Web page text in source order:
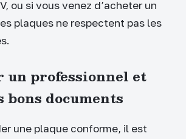
ou si vous venez d’acheter un
plaques ne respectent pas les
un professionnel et
documents
une plaque conforme, il est